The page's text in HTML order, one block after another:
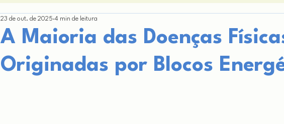
Teogonia Misticismo
A Maioria das Doenças
Originadas por Blocos
23 de out. de 2025 4 min de leitura